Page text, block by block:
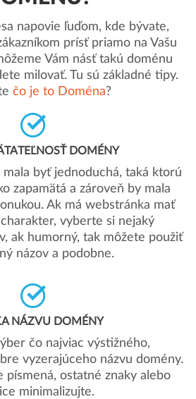
napovie ľuďom, kde bývate,
prísť priamo na Vašu
Vám násť takú doménu
milovať. Tu sú základné tipy.
čo je to Doména?
DOMÉNY
mala byť jednoduchá, taká ktorú
zapamätá a zároveň by mala
Ak má webstránka mať
vyberte si nejaký
ak humorný, tak môžete použiť
názov a podobne.
NÁZVU DOMÉNY
čo najviac výstižného,
vyzerajúceho názvu domény.
písmená, ostatné znaky alebo
minimalizujte.